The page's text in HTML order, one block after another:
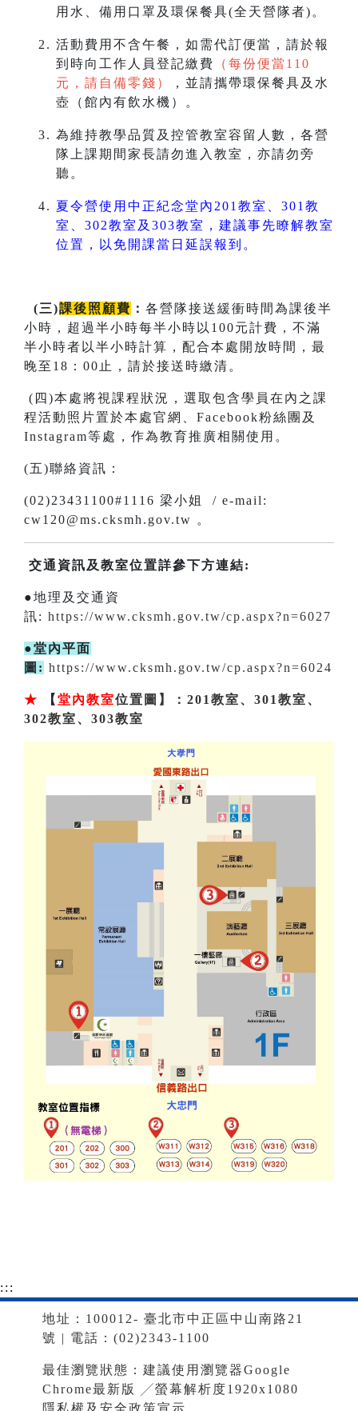
用水、備用口罩及環保餐具(全天營隊者)。
活動費用不含午餐，如需代訂便當，請於報
到時向工作人員登記繳費
（每份便當110
元，請自備零錢）
，並請攜帶環保餐具及水
壺（館內有飲水機）。
為維持教學品質及控管教室容留人數，各營
隊上課期間家長請勿進入教室，亦請勿旁
聽。
夏令營使用中正紀念堂內201教室、301教
室、302教室及303教室，建議事先瞭解教室
位置，以免開課當日延誤報到。
(三)課後照顧費 ： 各營隊接送緩衝時間為課後半
小時，超過半小時每半小時以100元計費，不滿
半小時者以半小時計算，配合本處開放時間，最
晚至18：00止，請於接送時繳清。
(四)本處將視課程狀況，選取包含學員在內之課
程活動照片置於本處官網、Facebook粉絲團及
Instagram等處，作為教育推廣相關使用。
(五)聯絡資訊：
(02)23431100#1116 梁小姐 / e-mail:
cw120@ms.cksmh.gov.tw 。
交通資訊及教室位置詳參下方連結:
●地理及交通資
訊: https://www.cksmh.gov.tw/cp.aspx?n=6027
●堂內平面
圖: https://www.cksmh.gov.tw/cp.aspx?n=6024
★ 【 堂內教室位置圖】：201教室、301教室、
302教室、303教室
:::
地址：100012- 臺北市中正區中山南路21
號 | 電話：(02)2343-1100
最佳瀏覽狀態：建議使用瀏覽器Google
Chrome最新版 ╱螢幕解析度1920x1080
隱私權及安全政策宣示